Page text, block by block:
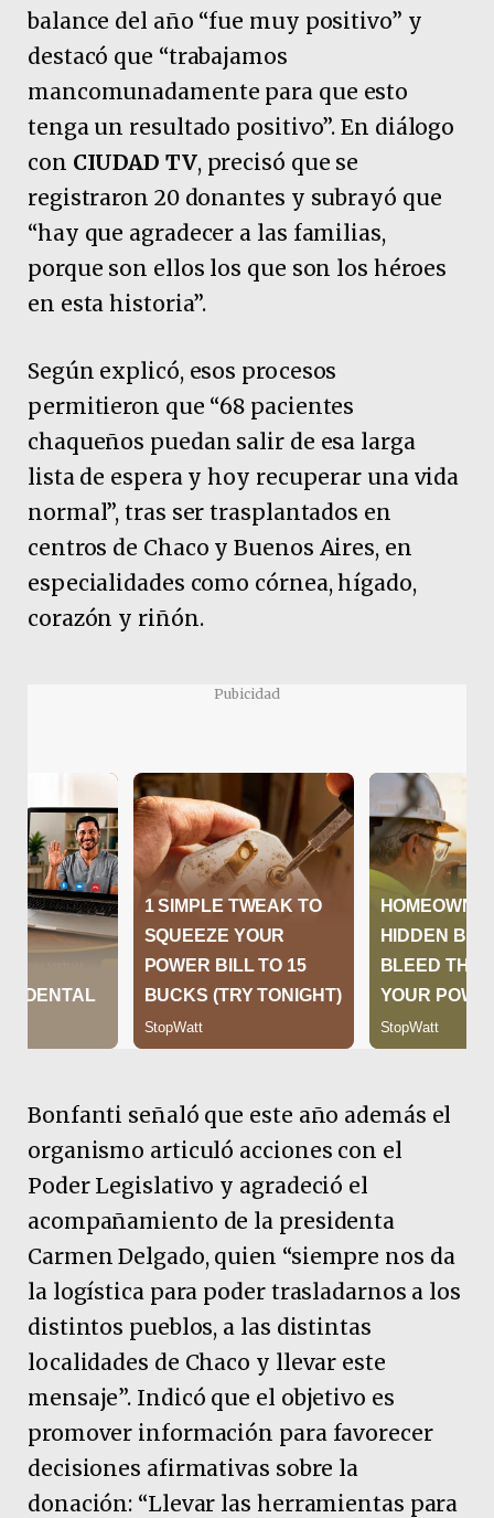
balance del año “fue muy positivo” y
destacó que “trabajamos
mancomunadamente para que esto
tenga un resultado positivo”. En diálogo
con CIUDAD TV, precisó que se
registraron 20 donantes y subrayó que
“hay que agradecer a las familias,
porque son ellos los que son los héroes
en esta historia”.
Según explicó, esos procesos
permitieron que “68 pacientes
chaqueños puedan salir de esa larga
lista de espera y hoy recuperar una vida
normal”, tras ser trasplantados en
centros de Chaco y Buenos Aires, en
especialidades como córnea, hígado,
corazón y riñón.
Pubicidad
Bonfanti señaló que este año además el
organismo articuló acciones con el
Poder Legislativo y agradeció el
acompañamiento de la presidenta
Carmen Delgado, quien “siempre nos da
la logística para poder trasladarnos a los
distintos pueblos, a las distintas
localidades de Chaco y llevar este
mensaje”. Indicó que el objetivo es
promover información para favorecer
decisiones afirmativas sobre la
donación: “Llevar las herramientas para